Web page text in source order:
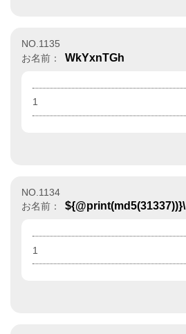
NO.1135
お名前：
WkYxnTGh
1
NO.1134
お名前：
${@print(md5(31337))}\
1